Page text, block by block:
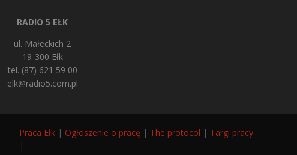
RADIO 5 EŁK
ul. Małeckich 2
19-300 Ełk
tel. (87) 621 59 00
elk@radio5.com.pl
Praca Ełk | Ogłoszenie o pracę | The protocol | Targi pracy
|